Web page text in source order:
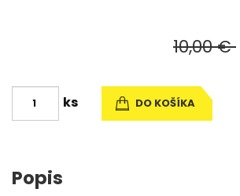
10,00 €
ks DO KOŠÍKA
Popis